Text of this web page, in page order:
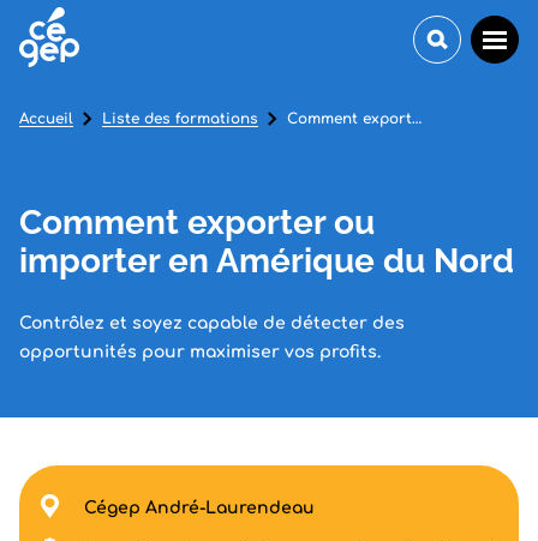
Comment exporter ou
importer en Amérique du Nord
Contrôlez et soyez capable de détecter des
opportunités pour maximiser vos profits.
Accueil Liste des formations Comment exporter ou importer en Amérique du Nord
Cégep André-Laurendeau